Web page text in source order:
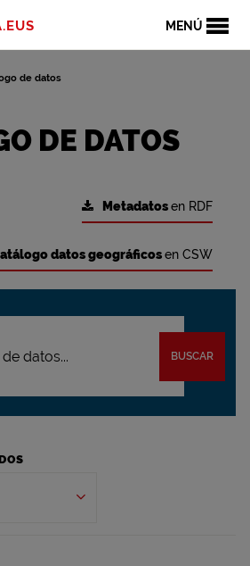
MENÚ
de datos
DE DATOS
Metadatosen RDF
datos geográficosen CSW
BUSCAR